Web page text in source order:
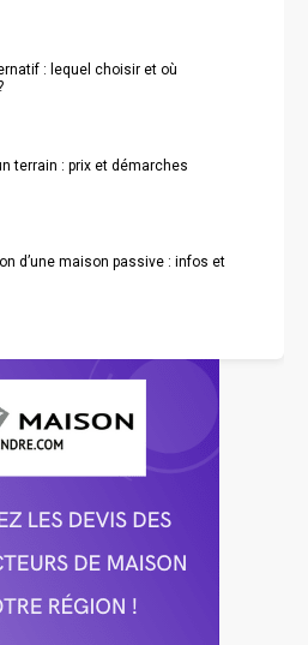
: lequel choisir et où
terrain : prix et démarches
d’une maison passive : infos et